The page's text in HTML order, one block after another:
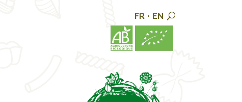
FR • EN